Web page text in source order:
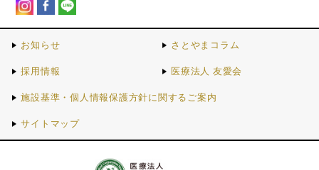
お知らせ さとやまコラム
採用情報 医療法人 友愛会
施設基準・個人情報保護方針に関するご案内
サイトマップ